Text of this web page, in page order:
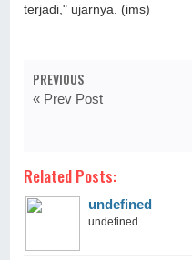
terjadi," ujarnya. (ims)
PREVIOUS
« Prev Post
Related Posts:
undefined
undefined ...